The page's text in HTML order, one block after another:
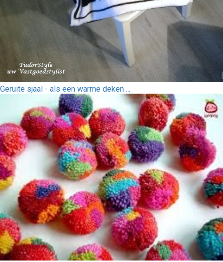
Geruite sjaal - als een warme deken ...